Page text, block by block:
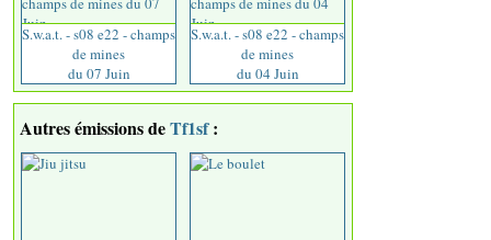
S.w.a.t. - s08 e22 - champs
de mines
du 07 Juin
S.w.a.t. - s08 e22 - champs
de mines
du 04 Juin
Autres émissions deTf1sf: